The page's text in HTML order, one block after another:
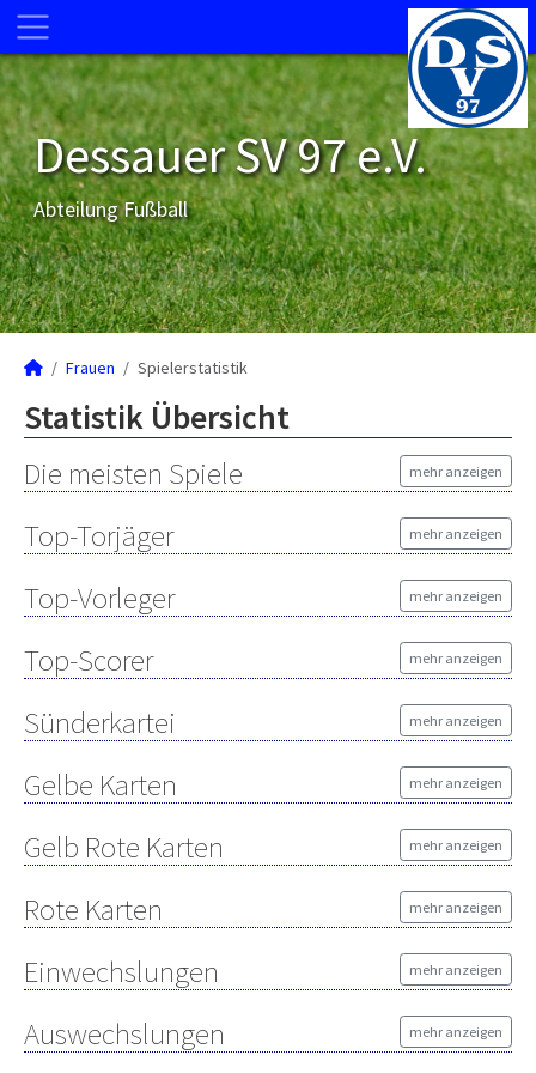
Dessauer SV 97 e.V.
Abteilung Fußball
Frauen Spielerstatistik
Statistik Übersicht
Die meisten Spiele mehr anzeigen
Top-Torjäger mehr anzeigen
Top-Vorleger mehr anzeigen
Top-Scorer mehr anzeigen
Sünderkartei mehr anzeigen
Gelbe Karten mehr anzeigen
Gelb Rote Karten mehr anzeigen
Rote Karten mehr anzeigen
Einwechslungen mehr anzeigen
Auswechslungen mehr anzeigen